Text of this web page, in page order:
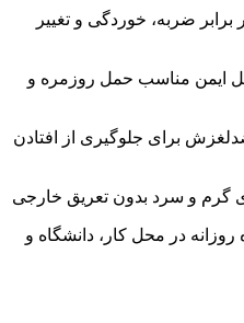
ضربه، خوردگی و تغییر
ایمن مناسب حمل روزمره و
برای جلوگیری از افتادن
گرم و سرد بدون تعریق خارجی
روزانه در محل کار، دانشگاه و